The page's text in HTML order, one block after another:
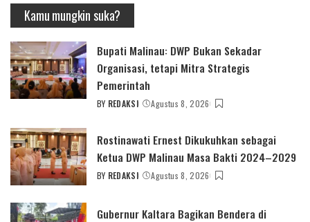
Kamu mungkin suka?
Bupati Malinau: DWP Bukan Sekadar
Organisasi, tetapi Mitra Strategis
Pemerintah
POSTED
BY REDAKSI Agustus 8, 2026
Rostinawati Ernest Dikukuhkan sebagai
Ketua DWP Malinau Masa Bakti 2024–2029
POSTED
BY REDAKSI Agustus 8, 2026
Gubernur Kaltara Bagikan Bendera di